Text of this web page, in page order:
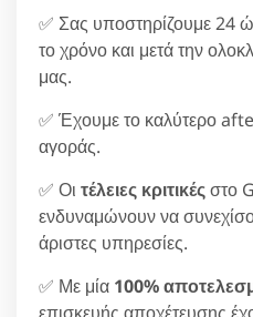
✅ Σας υποστηρίζουμε 24
το χρόνο και μετά την
μας.
✅ Έχουμε το καλύτερο
αγοράς.
✅ Οι τέλειες κριτικέςστο
ενδυναμώνουν να
άριστες υπηρεσίες.
✅ Με μία 100%